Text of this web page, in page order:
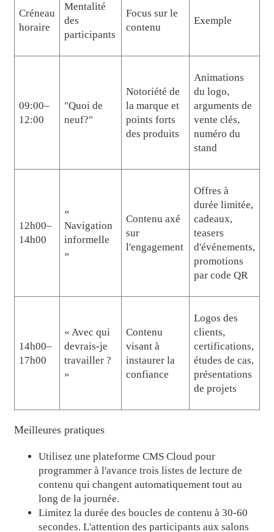
Créneau
horaire
Mentalité
des
participants
Focus sur le
contenu
Exemple
09:00–
12:00
"Quoi de
neuf?"
Notoriété de
la marque et
points forts
des produits
Animations
du logo,
arguments de
vente clés,
numéro du
stand
12h00–
14h00
«
Navigation
informelle
»
Contenu axé
sur
l'engagement
Offres à
durée limitée,
cadeaux,
teasers
d'événements,
promotions
par code QR
14h00–
17h00
« Avec qui
devrais-je
travailler ?
»
Contenu
visant à
instaurer la
confiance
Logos des
clients,
certifications,
études de cas,
présentations
de projets
Meilleures pratiques
Utilisez une plateforme CMS Cloud pour
programmer à l'avance trois listes de lecture de
contenu qui changent automatiquement tout au
long de la journée.
Limitez la durée des boucles de contenu à 30-60
secondes. L'attention des participants aux salons